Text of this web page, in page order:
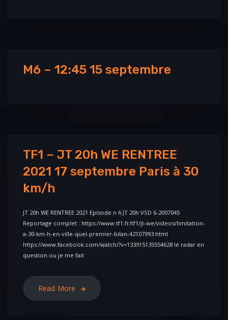
M6 – 12:45 15 septembre
TF1 – JT 20h WE RENTREE
2021 17 septembre Paris à 30
km/h
JT 20h WE RENTREE 2021 Episode n 6 JT 20h VSD 6-2007045
Reportage complet : https://www.tf1.fr/tf1/jt-we/videos/limitation-
a-30-km-h-en-ville-quel-premier-bilan-42107993.html
https://www.facebook.com/watch/?v=133915135554628 le radar en
question ou je me fait
Read More